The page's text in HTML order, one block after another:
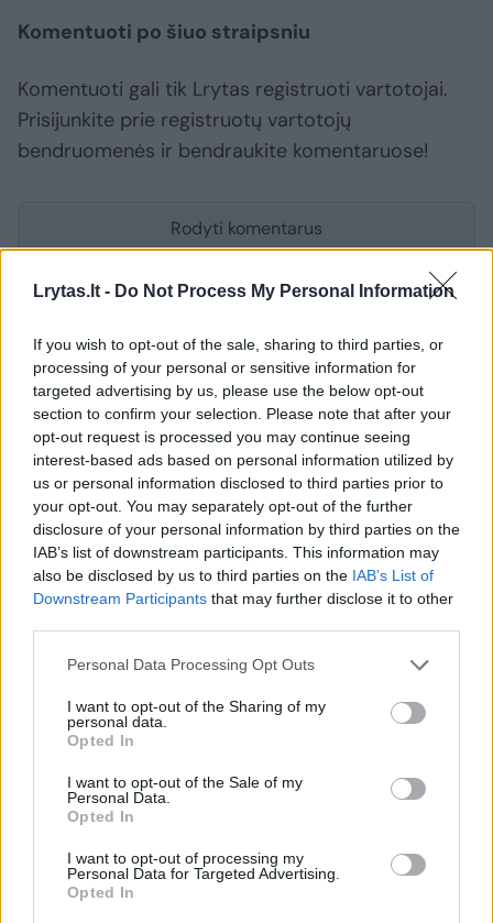
Lrytas.lt - Do Not Process My Personal Information
If you wish to opt-out of the sale, sharing to third parties, or
processing of your personal or sensitive information for
targeted advertising by us, please use the below opt-out
section to confirm your selection. Please note that after your
opt-out request is processed you may continue seeing
interest-based ads based on personal information utilized by
us or personal information disclosed to third parties prior to
your opt-out. You may separately opt-out of the further
disclosure of your personal information by third parties on the
IAB’s list of downstream participants. This information may
also be disclosed by us to third parties on the IAB’s List of
Downstream Participants that may further disclose it to other
Personal Data Processing Opt Outs
I want to opt-out of the Sharing of my
personal data.
Opted In
I want to opt-out of the Sale of my
Personal Data.
Opted In
I want to opt-out of processing my
Personal Data for Targeted Advertising.
Opted In
Komentuoti po šiuo straipsniu
Komentuoti gali tik Lrytas registruoti vartotojai.
Prisijunkite prie registruotų vartotojų
bendruomenės ir bendraukite komentaruose!
Rodyti komentarus
Prisijungti komentatoriams
Arūnas Valinskas išklojo, ką mano
apie Oksanos Pikul ir Dominyko
Dirksčio skyrybas(5)